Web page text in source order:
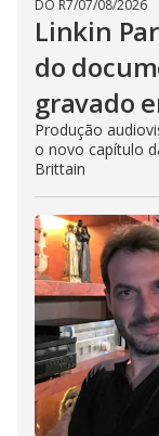
DO R7/07/08/2026
Linkin
do
gravado
Produção
o novo capítulo
Brittain